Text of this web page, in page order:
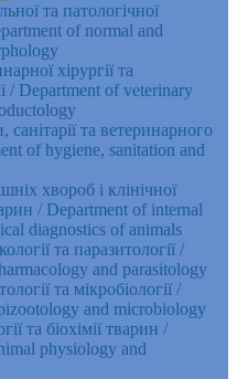
та патологічної
of normal and
хірургії та
/ Department of veterinary
санітарії та ветеринарного
of hygiene, sanitation and
хвороб і клінічної
/ Department of internal
diagnostics of animals
та паразитології /
and parasitology
та мікробіології /
and microbiology
та біохімії тварин /
physiology and